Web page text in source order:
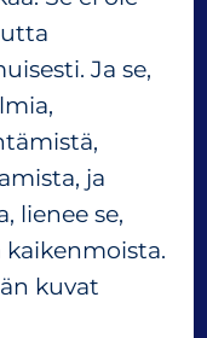
i
ä
n
g
e
i
a
Ja se,
ja
lienee se,
kuvat